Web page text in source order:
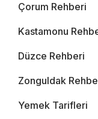
Çorum Rehberi
Kastamonu
Düzce Rehberi
Zonguldak
Yemek Tarifleri